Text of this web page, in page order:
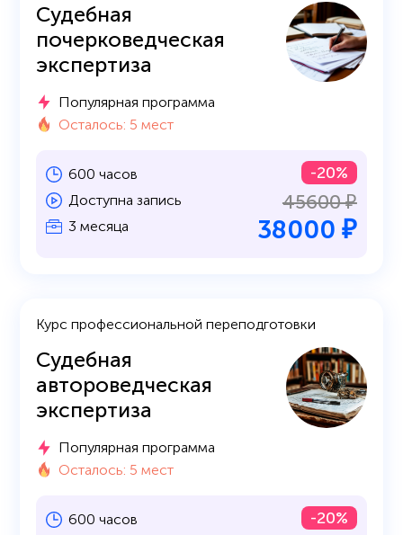
Судебная
почерковедческая
экспертиза
Популярная программа
Осталось: 5 мест
600 часов
Доступна запись
3 месяца
-20%
45600 ₽
38000 ₽
Курс профессиональной переподготовки
Судебная
автороведческая
экспертиза
Популярная программа
Осталось: 5 мест
600 часов
-20%